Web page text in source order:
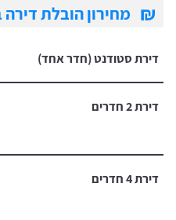
₪ מחירון הובלת
דירת סטודנט (חדר אחד)
דירת 2 חדרים
דירת 4 חדרים